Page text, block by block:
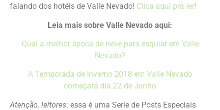
falando dos hotéis de Valle Nevado! Clica aqui pra ler!
Leia mais sobre Valle Nevado aqui:
Qual a melhor época de neve para esquiar em Valle
Nevado?
A Temporada de Inverno 2018 em Valle Nevado
começará dia 22 de Junho
Atenção, leitores: essa é uma Serie de Posts Especiais